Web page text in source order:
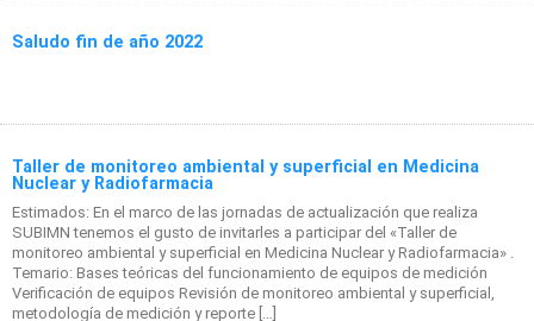
Saludo fin de año 2022
Taller de monitoreo ambiental y superficial en Medicina
Nuclear y Radiofarmacia
Estimados: En el marco de las jornadas de actualización que realiza
SUBIMN tenemos el gusto de invitarles a participar del «Taller de
monitoreo ambiental y superficial en Medicina Nuclear y Radiofarmacia» .
Temario: Bases teóricas del funcionamiento de equipos de medición
Verificación de equipos Revisión de monitoreo ambiental y superficial,
metodología de medición y reporte […]